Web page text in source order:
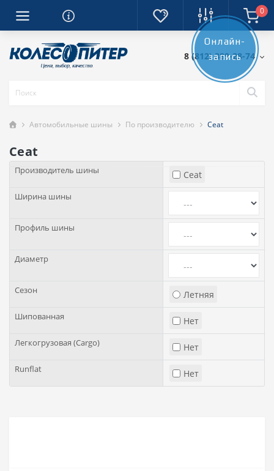
0
8 (812) 389-28-74
Автомобильные шины По производителю Ceat
Ceat
Производитель шины Ceat
Ширина шины
Профиль шины
Диаметр
Сезон Летняя
Шипованная Нет
Легкогрузовая (Cargo) Нет
Runflat Нет
Онлайн-
запись